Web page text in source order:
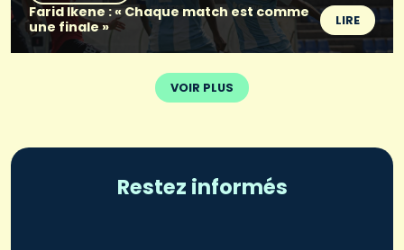
Farid Ikene : « Chaque match est comme
une finale »
LIRE
VOIR PLUS
Restez informés